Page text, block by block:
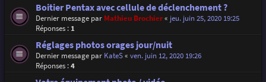
Boitier Pentax avec cellule de déclenchement ?
Dernier message par Mathieu Brochier« jeu. juin 25, 2020 19:25
Réponses : 1
Réglages photos orages jour/nuit
Dernier message par KateS« ven. juin 12, 2020 19:26
Réponses :4